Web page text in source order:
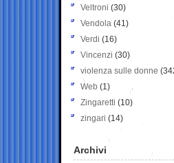
Veltroni (30)
Vendola (41)
Verdi (16)
Vincenzi (30)
violenza sulle donne
Web (1)
Zingaretti (10)
zingari (14)
Archivi